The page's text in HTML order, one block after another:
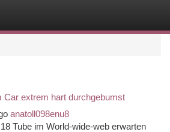
Car extrem hart durchgebumst
anatoll098enu8
Tube im World-wide-web erwarten